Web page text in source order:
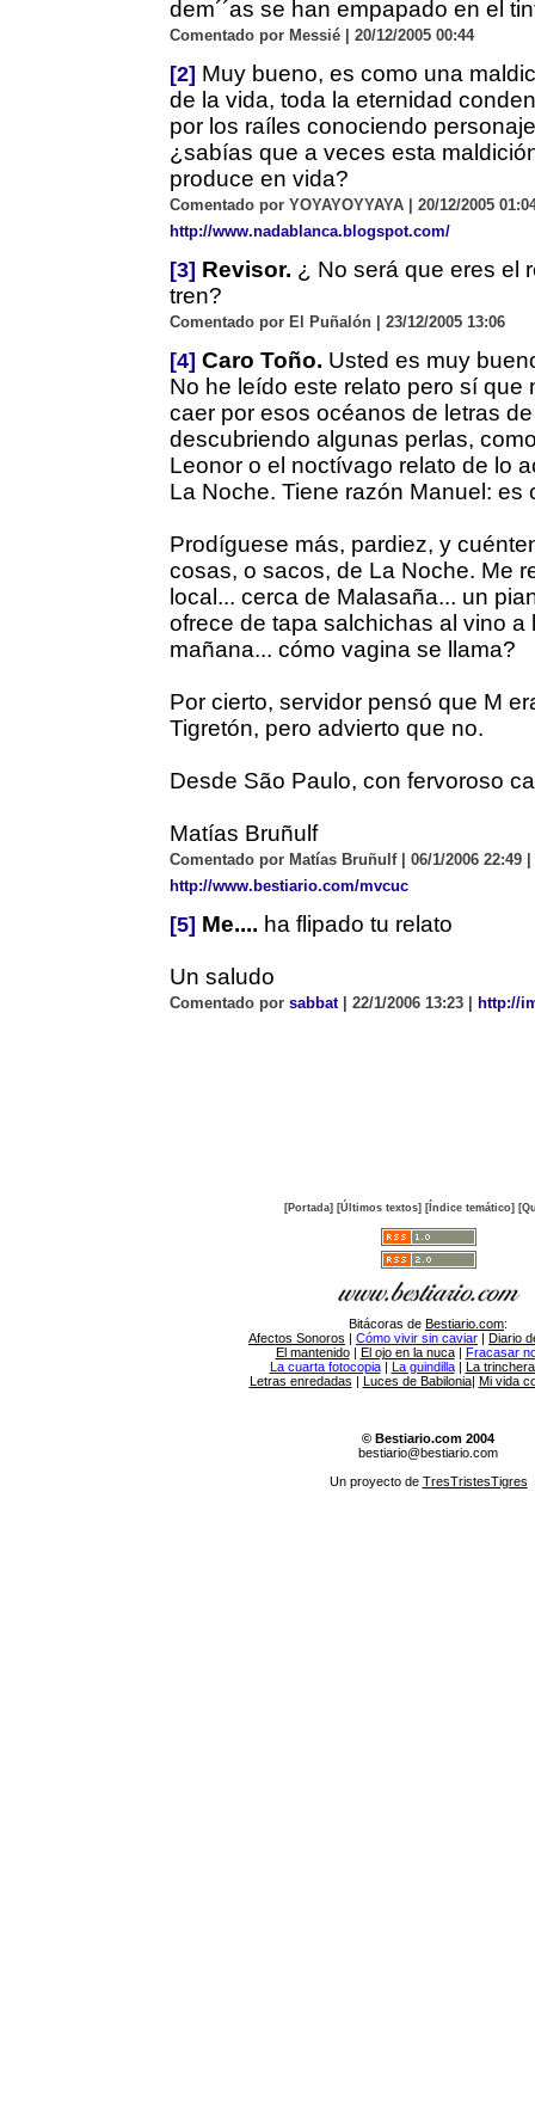
dem´´as se han empapado en el
Comentado por Messié | 20/12/2005 00:44
[2] Muy bueno, es como una
de la vida, toda la eternidad
por los raíles conociendo
¿sabías que a veces esta
produce en vida?
Comentado por YOYAYOYYAYA | 20/12/2005
http://www.nadablanca.blogspot.com/
[3] Revisor. ¿ No será que eres el
tren?
Comentado por El Puñalón | 23/12/2005 13:06
[4] Caro Toño. Usted es muy
No he leído este relato pero sí que
caer por esos océanos de letras
descubriendo algunas perlas,
Leonor o el noctívago relato de lo
La Noche. Tiene razón Manuel: es
Prodíguese más, pardiez, y
cosas, o sacos, de La Noche. Me
local... cerca de Malasaña... un
ofrece de tapa salchichas al vino a
mañana... cómo vagina se llama?
Por cierto, servidor pensó que M
Tigretón, pero advierto que no.
Desde São Paulo, con fervoroso
Matías Bruñulf
Comentado por Matías Bruñulf | 06/1/2006 22:49 |
http://www.bestiario.com/mvcuc
[5] Me.... ha flipado tu relato
Un saludo
Comentado por sabbat| 22/1/2006 13:23 | http://
[Portada] [Últimos textos] [Índice temático]
Bitácoras de Bestiario.com:
Afectos Sonoros | Cómo vivir sin caviar | Diario
El mantenido| El ojo en la nuca| Fracasar
La cuarta fotocopia| La guindilla| La
Letras enredadas | Luces de Babilonia| Mi vida
© Bestiario.com 2004
bestiario@bestiario.com
Un proyecto de TresTristesTigres